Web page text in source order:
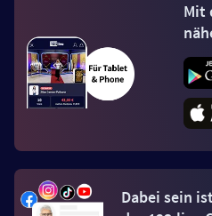
Mit
Dabei sein